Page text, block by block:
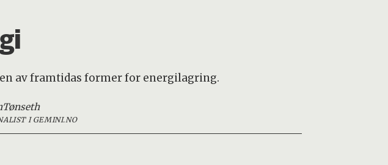
av framtidas former for energilagring.
Tønseth
I GEMINI.NO